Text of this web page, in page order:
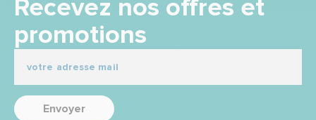
Recevez nos offres et
promotions
Envoyer